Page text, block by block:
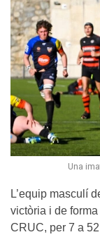
Una
L’equip masculí
victòria i de
CRUC, per 7 a